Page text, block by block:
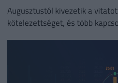
Augusztustól kivezetik a
kötelezettséget, és több